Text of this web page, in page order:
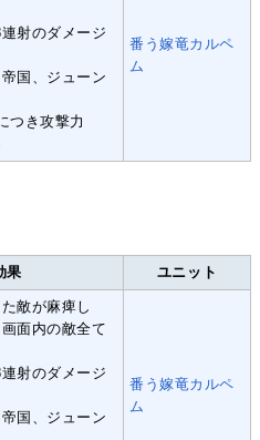
射のダメージ
国、ジューン
つき攻撃力
番う嫁竜カルペ
ム
果 ユニット
敵が麻痺し
面内の敵全て
射のダメージ
国、ジューン
番う嫁竜カルペ
ム